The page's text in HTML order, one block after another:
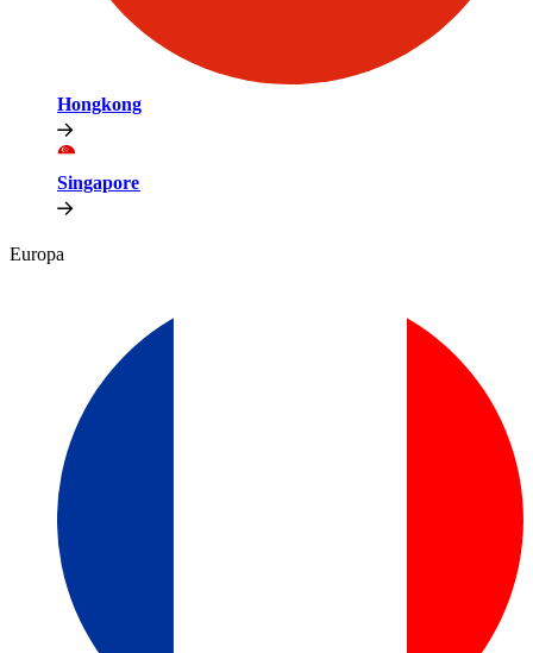
Hongkong​​
Singapore​​
Europa​​